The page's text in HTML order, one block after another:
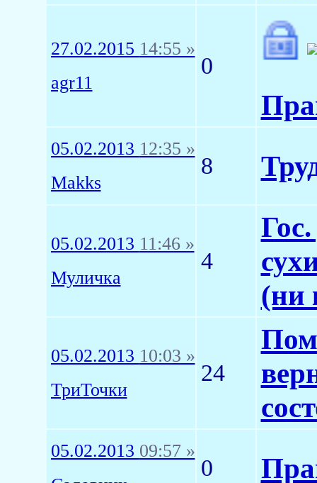
27.02.2015 14:55 »
agr11
0
05.02.2013 12:35 »
Makks
8
05.02.2013 11:46 »
Муличка
4
(ни
05.02.2013 10:03 »
ТриТочки
24
05.02.2013 09:57 »
0